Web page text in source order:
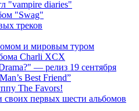
"vampire diaries"
"Swag"
треков
и мировым туром
Charli XCX
— релиз 19 сентября
Best Friend”
The Favors!
первых шести альбомов